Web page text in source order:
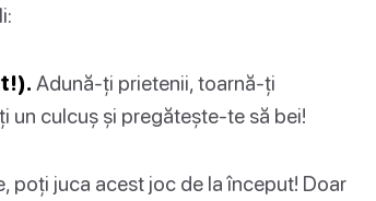
Adună-ți prietenii, toarnă-ți
un culcuș și pregătește-te să bei!
poți juca acest joc de la început! Doar